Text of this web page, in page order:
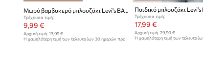
Μωρό βαμβακερό μπλουζάκι Levi's BATWING TEE
Τρέχουσα τιμή:
9,99 €
Αρχική τιμή: 13,99 €
Η χαμηλότερη τιμή των τελευταίων 30 ημερών προ
Τρέχουσα τιμή:
17,99 €
Αρχική τιμή:29,90 €
Η χαμηλότερη τιμή των